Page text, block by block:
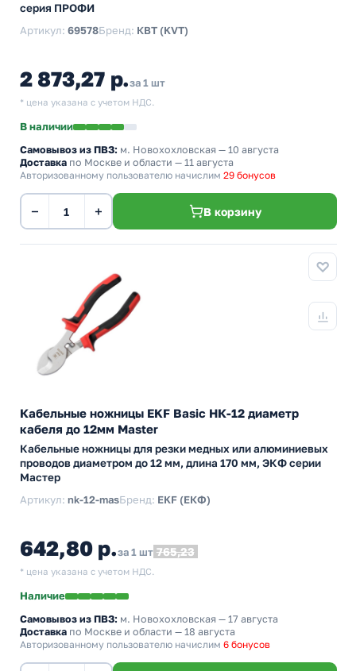
серия ПРОФИ
Артикул: 69578Бренд: КВТ (KVT)
2 873,27 р.за 1 шт
* цена указана с учетом НДС.
В наличии
Самовывоз из ПВЗ: м. Новохохловская — 10 августа
Доставка по Москве и области — 11 августа
Авторизованному пользователю начислим 29 бонусов
− + В корзину
Кабельные ножницы EKF Basic НК-12 диаметр
кабеля до 12мм Master
Кабельные ножницы для резки медных или алюминиевых
проводов диаметром до 12 мм, длина 170 мм, ЭКФ серии
Мастер
Артикул: nk-12-masБренд: EKF (ЕКФ)
642,80 р.за 1 шт 765,23
* цена указана с учетом НДС.
Наличие
Самовывоз из ПВЗ: м. Новохохловская — 17 августа
Доставка по Москве и области — 18 августа
Авторизованному пользователю начислим 6 бонусов